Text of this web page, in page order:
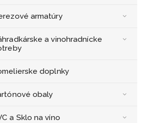
armatúry
a vinohradnícke
doplnky
obaly
a Sklo na víno